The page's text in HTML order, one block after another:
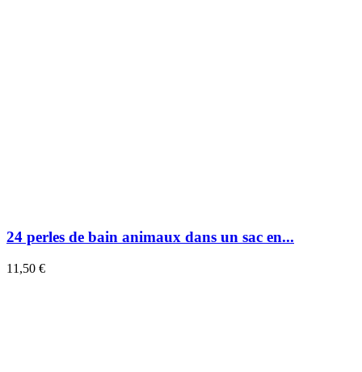
24 perles de bain animaux dans un sac en...
11,50 €